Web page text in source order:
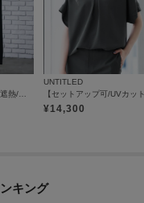
UNTITLED
¥14,300
キング